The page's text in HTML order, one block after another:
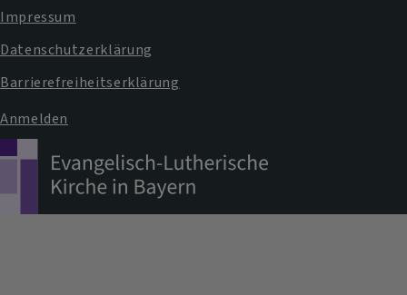
Impressum
Datenschutzerklärung
Barrierefreiheitserklärung
Benutzermenü
Anmelden